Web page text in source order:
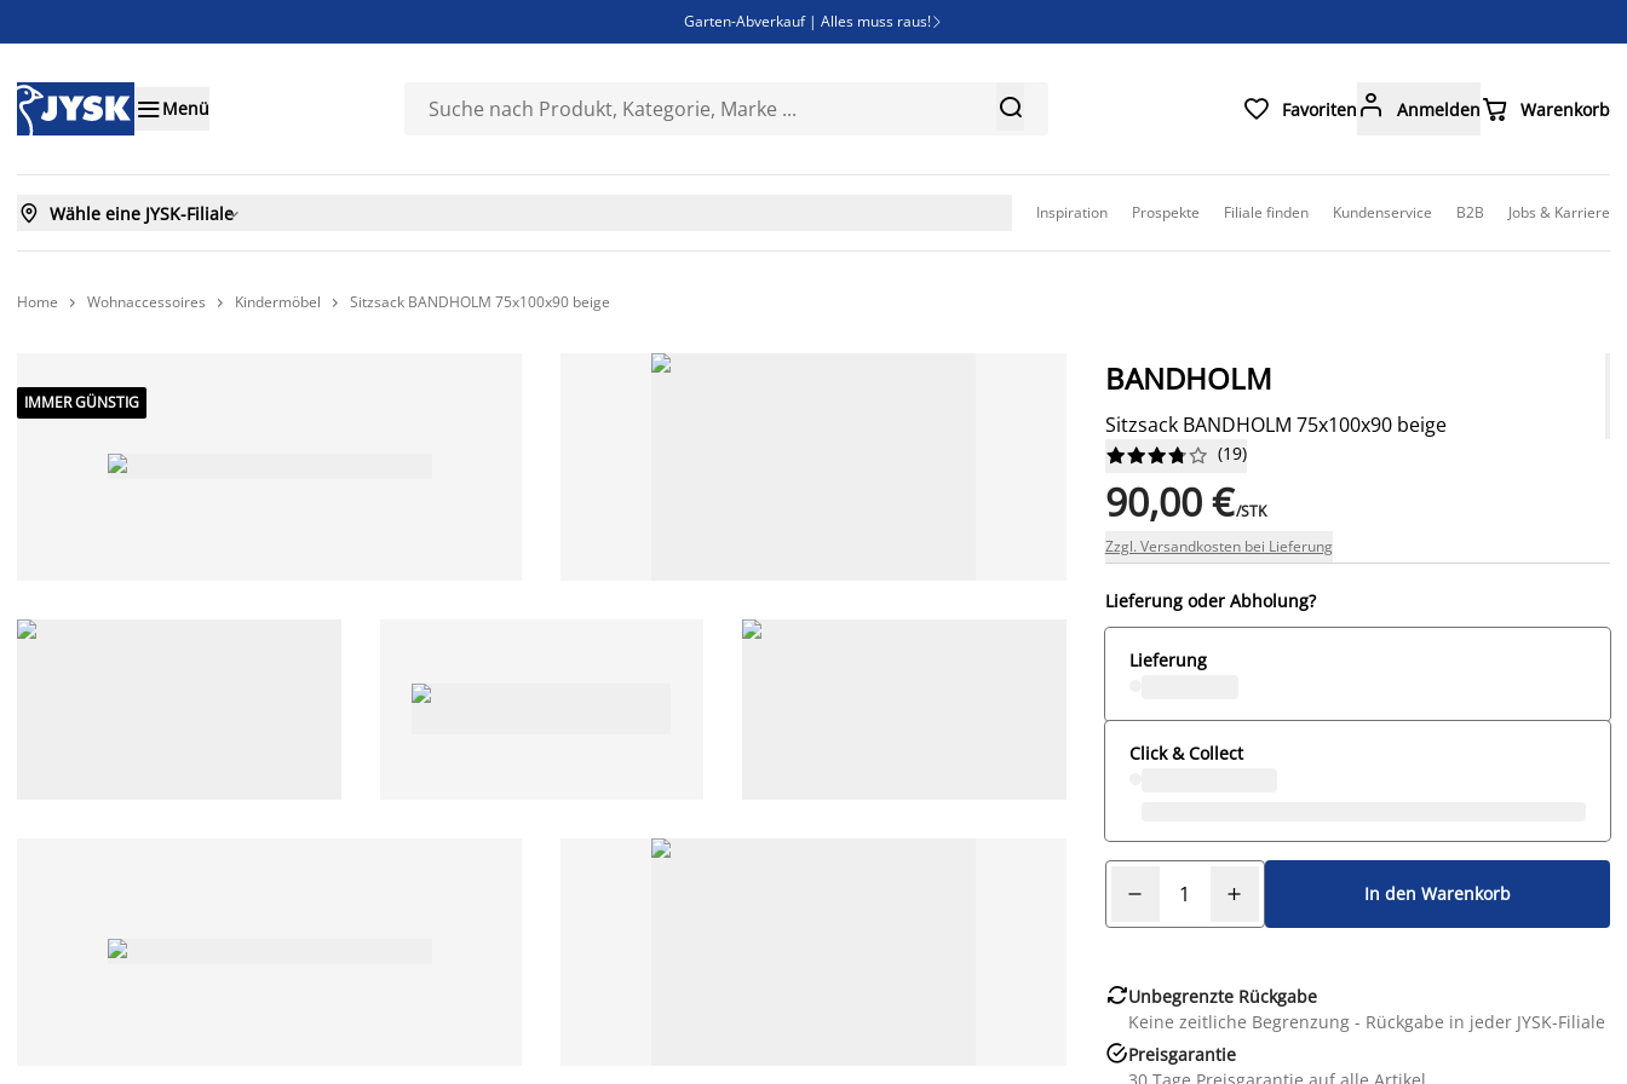
Garten-Abverkauf | Alles muss raus! 
Bist du Unternehmer? Entdecke JYSK-B2B
Menü   Favoriten  Anmelden Warenkorb
 Wähle eine JYSK-Filiale Inspiration Prospekte Filiale finden Kundenservice B2B Jobs & Karriere
Home  Wohnaccessoires  Kindermöbel  Sitzsack BANDHOLM 75x100x90 beige
IMMER GÜNSTIG
BANDHOLM
Sitzsack BANDHOLM 75x100x90 beige





 (19)
90,00 €/STK
Zzgl. Versandkosten bei Lieferung
Lieferung oder Abholung?
Lieferung
Click & Collect
In den Warenkorb
Unbegrenzte Rückgabe
Keine zeitliche Begrenzung - Rückgabe in jeder JYSK-Filiale
Preisgarantie
30 Tage Preisgarantie auf alle Artikel